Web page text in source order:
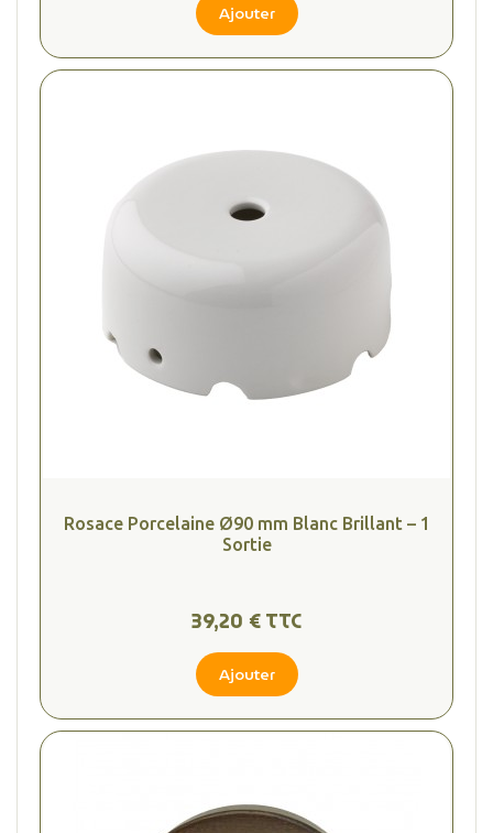
Ajouter
Rosace Porcelaine Ø90 mm Blanc Brillant – 1
Sortie
39,20 € TTC
Ajouter